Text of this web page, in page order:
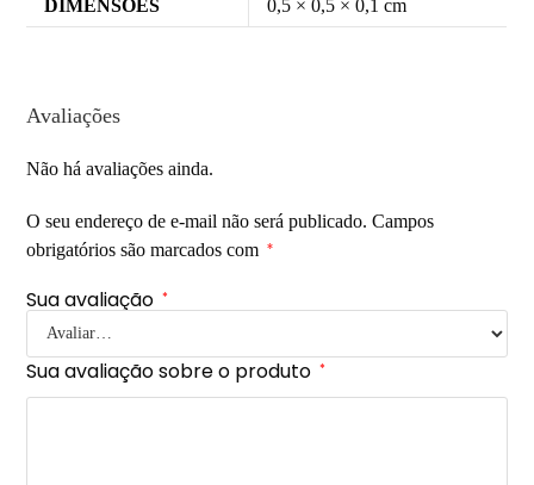
DIMENSÕES 0,5 × 0,5 × 0,1 cm
Avaliações
Não há avaliações ainda.
O seu endereço de e-mail não será publicado. Campos
obrigatórios são marcados com
*
Sua avaliação *
Sua avaliação sobre o produto *